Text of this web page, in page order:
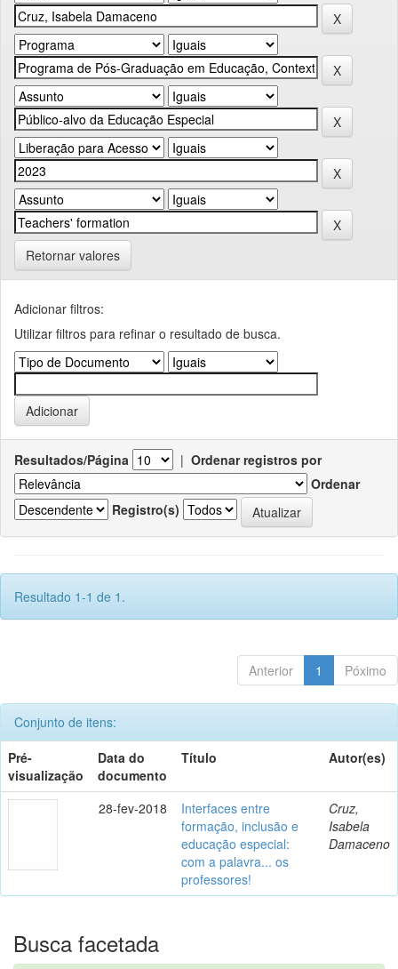
Retornar valores
Adicionar filtros:
Utilizar filtros para refinar o resultado de busca.
Resultados/Página | Ordenar registros por
Ordenar
Registro(s)
Resultado 1-1 de 1.
Anterior 1 Póximo
Conjunto de itens:
Pré-
visualização
Data do
documento
Título Autor(es)
28-fev-2018
Interfaces entre
formação, inclusão e
educação especial:
com a palavra... os
professores!
Cruz,
Isabela
Damaceno
Busca facetada